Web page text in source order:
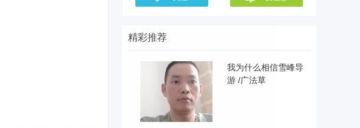
精彩推荐
我为什么相信雪峰导
游 /广法草